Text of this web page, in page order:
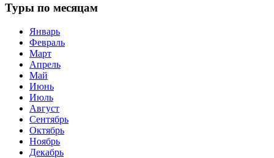
Туры по месяцам
Январь
Февраль
Март
Апрель
Май
Июнь
Июль
Август
Сентябрь
Октябрь
Ноябрь
Декабрь